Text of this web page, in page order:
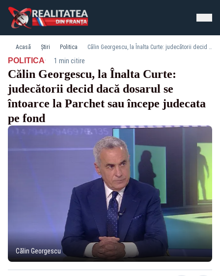
Acasă Știri Politica Călin Georgescu, la Înalta Curte: judecătorii decid dacă dosarul se întoarce la Parchet sau începe judecata pe fond
POLITICA· 1 min citire
Călin Georgescu, la Înalta Curte:
judecătorii decid dacă dosarul se
întoarce la Parchet sau începe judecata
pe fond
Călin Georgescu